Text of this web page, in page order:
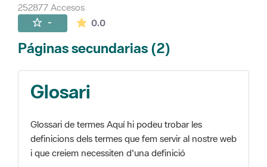
252877 Accesos
- 0.0La valoración media es de 0 estrellas de
Páginas secundarias (2)
Glosari
Glossari de termes Aquí hi podeu trobar les
definicions dels termes que fem servir al nostre web
i que creiem necessiten d'una definició